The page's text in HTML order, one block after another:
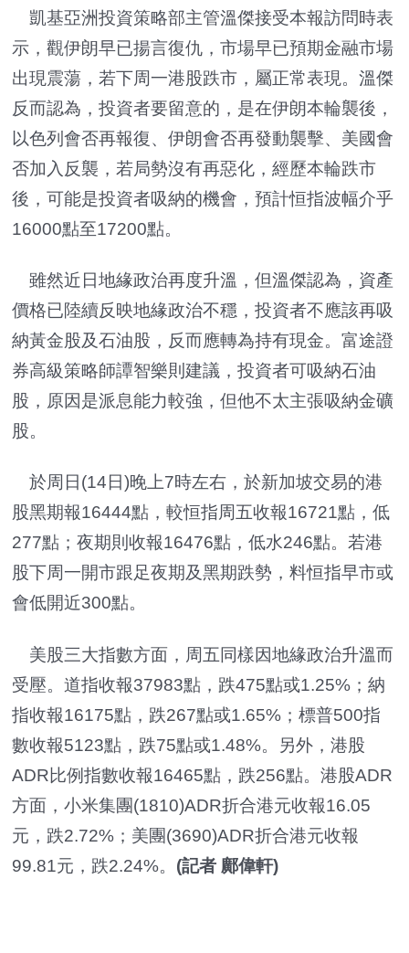
凱基亞洲投資策略部主管溫傑接受本報訪問時表
示，觀伊朗早已揚言復仇，市場早已預期金融市場
出現震蕩，若下周一港股跌市，屬正常表現。溫傑
反而認為，投資者要留意的，是在伊朗本輪襲後，
以色列會否再報復、伊朗會否再發動襲擊、美國會
否加入反襲，若局勢沒有再惡化，經歷本輪跌市
後，可能是投資者吸納的機會，預計恒指波幅介乎
16000點至17200點。
雖然近日地緣政治再度升溫，但溫傑認為，資產
價格已陸續反映地緣政治不穩，投資者不應該再吸
納黃金股及石油股，反而應轉為持有現金。富途證
券高級策略師譚智樂則建議，投資者可吸納石油
股，原因是派息能力較強，但他不太主張吸納金礦
股。
於周日(14日)晚上7時左右，於新加坡交易的港
股黑期報16444點，較恒指周五收報16721點，低
277點；夜期則收報16476點，低水246點。若港
股下周一開市跟足夜期及黑期跌勢，料恒指早市或
會低開近300點。
美股三大指數方面，周五同樣因地緣政治升溫而
受壓。道指收報37983點，跌475點或1.25%；納
指收報16175點，跌267點或1.65%；標普500指
數收報5123點，跌75點或1.48%。另外，港股
ADR比例指數收報16465點，跌256點。港股ADR
方面，小米集團(1810)ADR折合港元收報16.05
元，跌2.72%；美團(3690)ADR折合港元收報
99.81元，跌2.24%。 (記者 鄺偉軒)